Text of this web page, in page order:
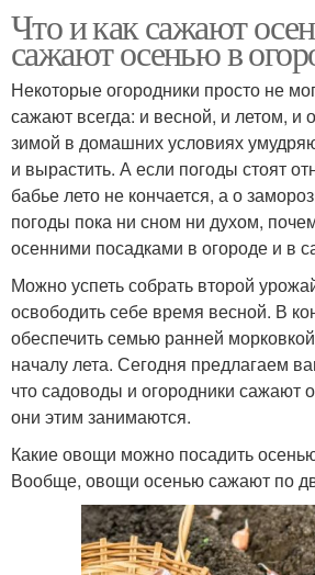
Что и как сажают
сажают осенью в
Некоторые огородники просто не
сажают всегда: и весной, и летом, и
зимой в домашних условиях
и вырастить. А если погоды стоят
бабье лето не кончается, а о
погоды пока ни сном ни духом,
осенними посадками в огороде и в
Можно успеть собрать второй
освободить себе время весной. В
обеспечить семью ранней
началу лета. Сегодня предлагаем
что садоводы и огородники сажают
они этим занимаются.
Какие овощи можно посадить
Вообще, овощи осенью сажают по